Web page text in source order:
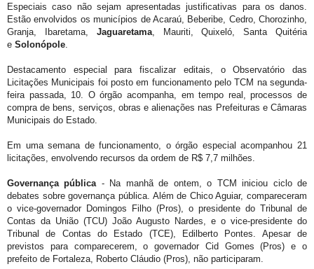
Especiais caso não sejam apresentadas justificativas para os danos.
Estão envolvidos os municípios de Acaraú, Beberibe, Cedro, Chorozinho,
Granja, Ibaretama, Jaguaretama, Mauriti, Quixeló, Santa Quitéria
e Solonópole
Destacamento especial para fiscalizar editais, o Observatório das
Licitações Municipais foi posto em funcionamento pelo TCM na segunda-
feira passada, 10. O órgão acompanha, em tempo real, processos de
compra de bens, serviços, obras e alienações nas Prefeituras e Câmaras
Municipais do Estado.
Em uma semana de funcionamento, o órgão especial acompanhou 21
licitações, envolvendo recursos da ordem de R$ 7,7 milhões.
Governança pública - Na manhã de ontem, o TCM iniciou ciclo de
debates sobre governança pública. Além de Chico Aguiar, compareceram
o vice-governador Domingos Filho (Pros), o presidente do Tribunal de
Contas da União (TCU) João Augusto Nardes, e o vice-presidente do
Tribunal de Contas do Estado (TCE), Edilberto Pontes. Apesar de
previstos para comparecerem, o governador Cid Gomes (Pros) e o
prefeito de Fortaleza, Roberto Cláudio (Pros), não participaram.